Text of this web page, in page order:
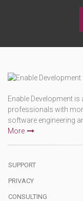
Enable Development
professionals with
software engineering
More
SUPPORT
PRIVACY
CONSULTING